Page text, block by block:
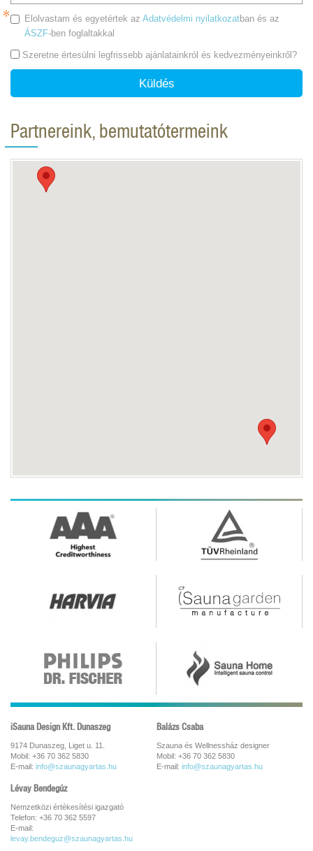
Elolvastam és egyetértek az Adatvédelmi nyilatkozatban és az
ÁSZF-ben foglaltakkal
Szeretne értesülni legfrissebb ajánlatainkról és kedvezményeinkről?
Küldés
Partnereink, bemutatótermeink
iSauna Design Kft. Dunaszeg
9174 Dunaszeg, Liget u. 11.
Mobil: +36 70 362 5830
E-mail: info@szaunagyartas.hu
Balázs Csaba
Szauna és Wellnessház designer
Mobil: +36 70 362 5830
E-mail: info@szaunagyartas.hu
Lévay Bendegúz
Nemzetközi értékesítési igazgató
Telefon: +36 70 362 5597
E-mail:
levay.bendeguz@szaunagyartas.hu